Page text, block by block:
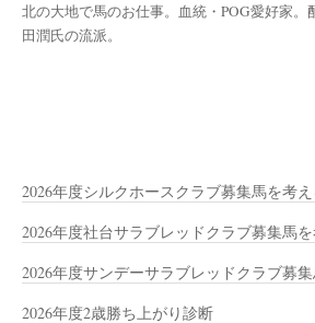
北の大地で馬のお仕事。血統・POG愛好家
田潤氏の流派。
2026年度シルクホースクラブ募集馬を考え
2026年度社台サラブレッドクラブ募集馬
2026年度サンデーサラブレッドクラブ募
2026年度2歳勝ち上がり診断